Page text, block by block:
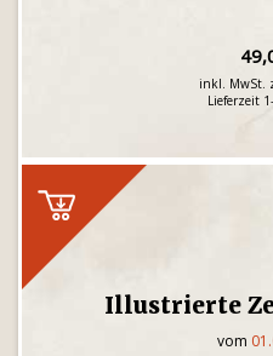
inkl. MwSt.
Lieferzeit
Illustrierte
vom